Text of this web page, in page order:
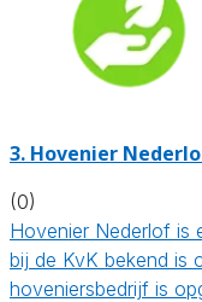
3. Hovenier
(0)
Hovenier Nederlof is
bij de KvK bekend is
hoveniersbedrijf is